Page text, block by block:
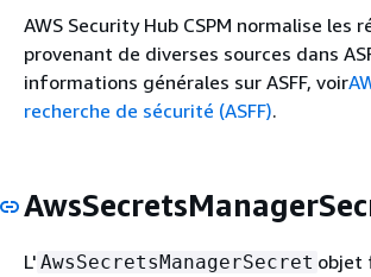
AWS Security Hub CSPM normalise les
provenant de diverses sources dans
informations générales sur ASFF, voir
recherche de sécurité (ASFF).
L' AwsSecretsManagerSecret objet